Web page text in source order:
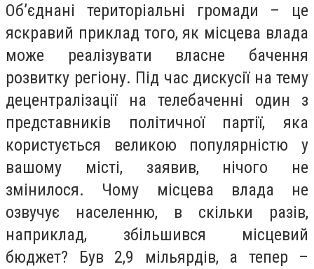
Об’єднані територіальні громади – це
яскравий приклад того, як місцева влада
може реалізувати власне бачення
розвитку регіону. Під час дискусії на тему
децентралізації на телебаченні один з
представників політичної партії, яка
користується великою популярністю у
вашому місті, заявив, нічого не
змінилося. Чому місцева влада не
озвучує населенню, в скільки разів,
наприклад, збільшився місцевий
бюджет? Був 2,9 мільярдів, а тепер –